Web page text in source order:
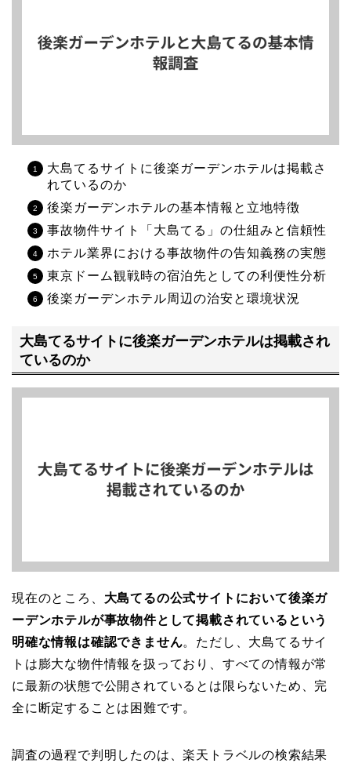
大島てるサイトに後楽ガーデンホテルは掲載さ
れているのか
後楽ガーデンホテルの基本情報と立地特徴
事故物件サイト「大島てる」の仕組みと信頼性
ホテル業界における事故物件の告知義務の実態
東京ドーム観戦時の宿泊先としての利便性分析
後楽ガーデンホテル周辺の治安と環境状況
大島てるサイトに後楽ガーデンホテルは掲載され
ているのか
現在のところ、 大島てるの公式サイトにおいて後楽ガ
ーデンホテルが事故物件として掲載されているという
明確な情報は確認できません。ただし、大島てるサイ
トは膨大な物件情報を扱っており、すべての情報が常
に最新の状態で公開されているとは限らないため、完
全に断定することは困難です。
調査の過程で判明したのは、楽天トラベルの検索結果